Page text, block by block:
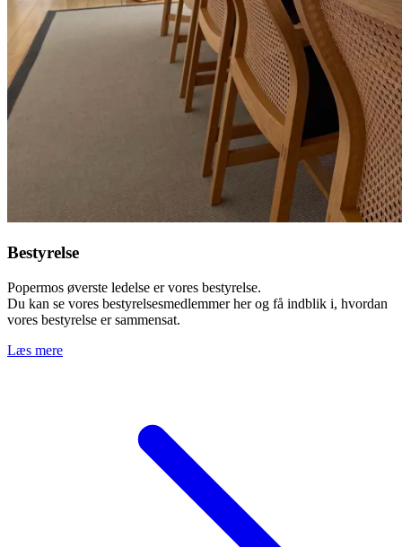
Bestyrelse
Popermos øverste ledelse er vores bestyrelse.
Du kan se vores bestyrelsesmedlemmer her og få indblik i, hvordan
vores bestyrelse er sammensat.
Læs mere